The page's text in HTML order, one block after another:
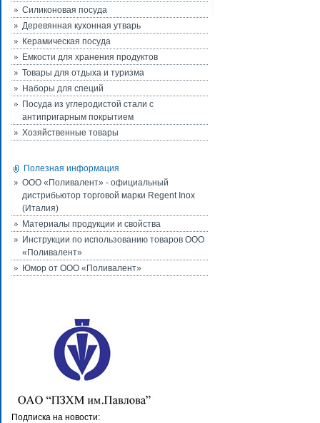
Силиконовая посуда
Деревянная кухонная утварь
Керамическая посуда
Емкости для хранения продуктов
Товары для отдыха и туризма
Наборы для специй
Посуда из углеродистой стали с
антипригарным покрытием
Хозяйственные товары
Полезная информация
ООО «Поливалент» - официальный
дистрибьютор торговой марки Regent Inox
(Италия)
Материалы продукции и свойства
Инструкции по использованию товаров ООО
«Поливалент»
Юмор от ООО «Поливалент»
Подписка на новости: